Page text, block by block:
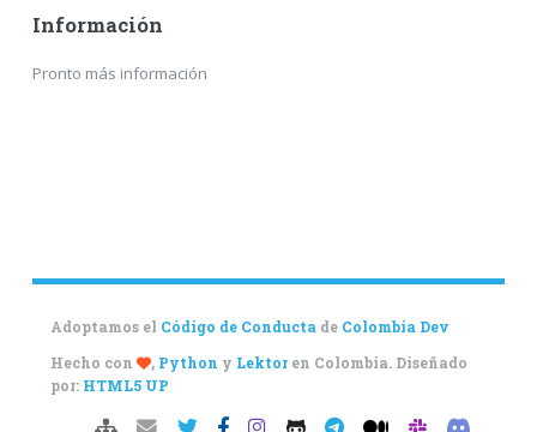
Información
Pronto más información
Adoptamos el Código de Conductade Colombia Dev
Hecho con
, Python y Lektoren Colombia. Diseñado
por: HTML5 UP